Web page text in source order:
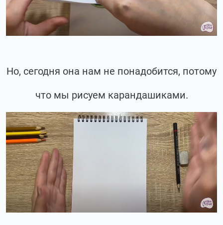
Но, сегодня она нам не понадобится, потому
что мы рисуем карандашиками.